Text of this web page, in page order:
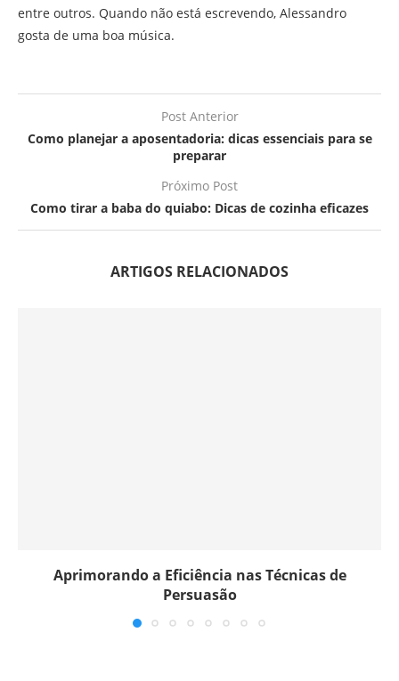
entre outros. Quando não está escrevendo, Alessandro
gosta de uma boa música.
Post Anterior
Como planejar a aposentadoria: dicas essenciais para se
preparar
Próximo Post
Como tirar a baba do quiabo: Dicas de cozinha eficazes
ARTIGOS RELACIONADOS
Aprimorando a Eficiência nas Técnicas de
Persuasão